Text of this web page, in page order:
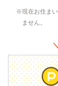
現在お住ま
ません。